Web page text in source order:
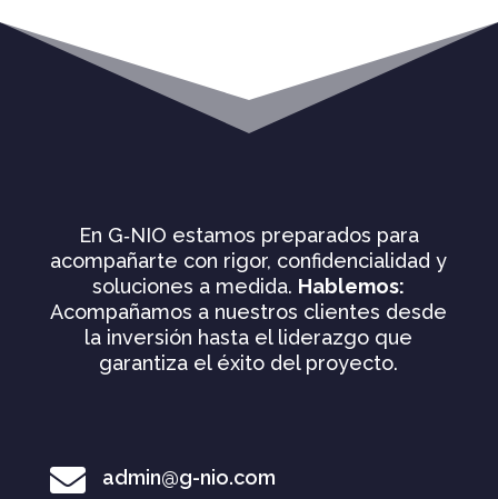
En G‑NIO estamos preparados para
acompañarte con rigor, confidencialidad y
soluciones a medida. Hablemos:
Acompañamos a nuestros clientes desde
la inversión hasta el liderazgo que
garantiza el éxito del proyecto.
 admin@g-nio.com